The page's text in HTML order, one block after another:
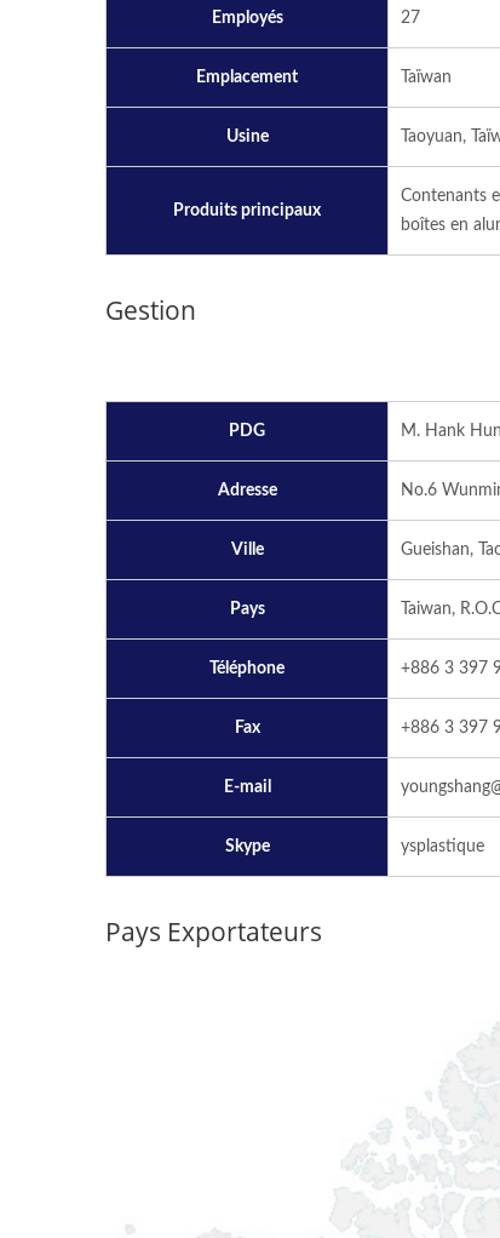
Employés 27
Emplacement Taïwan
Usine Taoyuan,
Produits principaux
Contenants
boîtes en
Gestion
PDG M. Hank
Adresse No.6
Ville Gueishan,
Pays Taiwan,
Téléphone +886 3 397
Fax +886 3 397
E-mail
Skype ysplastique
Pays Exportateurs